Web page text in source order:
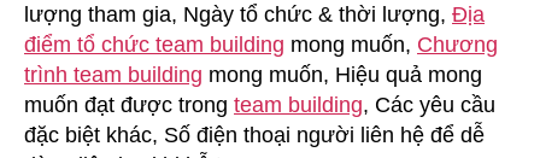
lượng tham gia, Ngày tổ chức & thời lượng, Địa
điểm tổ chức team building mong muốn, Chương
trình team building mong muốn, Hiệu quả mong
muốn đạt được trong team building, Các yêu cầu
đặc biệt khác, Số điện thoại người liên hệ để dễ